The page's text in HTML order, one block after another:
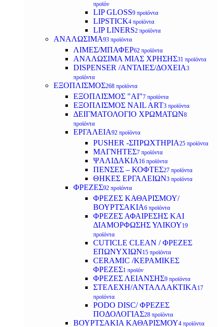
προϊόν
LIP GLOSS9 προϊόντα
LIPSTICK4 προϊόντα
LIP LINERS2 προϊόντα
ΑΝΑΛΩΣΙΜΑ93 προϊόντα
ΛΙΜΕΣ/ΜΠΑΦΕΡ62 προϊόντα
ΑΝΑΛΩΣΙΜΑ ΜΙΑΣ ΧΡΗΣΗΣ31 προϊόντα
DISPENSER /ΑΝΤΛΙΕΣ/ΔΟΧΕΙΑ3
προϊόντα
ΕΞΟΠΛΙΣΜΟΣ268 προϊόντα
ΕΞΟΠΛΙΣΜΟΣ "AI"7 προϊόντα
ΕΞΟΠΛΙΣΜΟΣ NAIL ART3 προϊόντα
ΔΕΙΓΜΑΤΟΛΟΓΙΟ ΧΡΩΜΑΤΩΝ8
προϊόντα
ΕΡΓΑΛΕΙΑ92 προϊόντα
PUSHER -ΣΠΡΩΧΤΗΡΙΑ25 προϊόντα
ΜΑΓΝΗΤΕΣ7 προϊόντα
ΨΑΛΙΔΑΚΙΑ 16 προϊόντα
ΠΕΝΣΕΣ – ΚΟΦΤΕΣ27 προϊόντα
ΘΗΚΕΣ ΕΡΓΑΛΕΙΩΝ3 προϊόντα
ΦΡΕΖΕΣ92 προϊόντα
ΦΡΕΖΕΣ ΚΑΘΑΡΙΣΜΟΥ/
ΒΟΥΡΤΣΑΚΙΑ6 προϊόντα
ΦΡΕΖΕΣ ΑΦΑΙΡΕΣΗΣ ΚΑΙ
ΔΙΑΜΟΡΦΩΣΗΣ ΥΛΙΚΟΥ19
προϊόντα
CUTICLE CLEAN / ΦΡΕΖΕΣ
ΕΠΩΝΥΧΙΩΝ15 προϊόντα
CERAMIC /ΚΕΡΑΜΙΚΕΣ
ΦΡΕΖΕΣ1 προϊόν
ΦΡΕΖΕΣ ΛΕΙΑΝΣΗΣ9 προϊόντα
ΣΤΕΛΕΧΗ/ΑΝΤΑΛΛΑΚΤΙΚΑ 17
προϊόντα
PODO DISC/ ΦΡΕΖΕΣ
ΠΟΔΟΛΟΓΙΑΣ28 προϊόντα
ΒΟΥΡΤΣΑΚΙΑ ΚΑΘΑΡΙΣΜΟΥ4 προϊόντα